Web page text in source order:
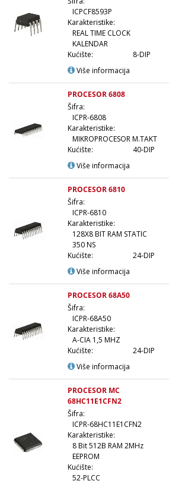
ICPCF8593P
Karakteristike:
REAL TIME CLOCK
KALENDAR
Kućište:
8-DIP
Više informacija
PROCESOR 6808
Šifra:
ICPR-6808
Karakteristike:
MIKROPROCESOR M.TAKT
Kućište:
40-DIP
Više informacija
PROCESOR 6810
Šifra:
ICPR-6810
Karakteristike:
128X8 BIT RAM STATIC
350 NS
Kućište:
24-DIP
Više informacija
PROCESOR 68A50
Šifra:
ICPR-68A50
Karakteristike:
A-CIA 1,5 MHZ
Kućište:
24-DIP
Više informacija
PROCESOR MC
68HC11E1CFN2
Šifra:
ICPR-68HC11E1CFN2
Karakteristike:
8 Bit 512B RAM 2MHz
EEPROM
Kućište:
52-PLCC